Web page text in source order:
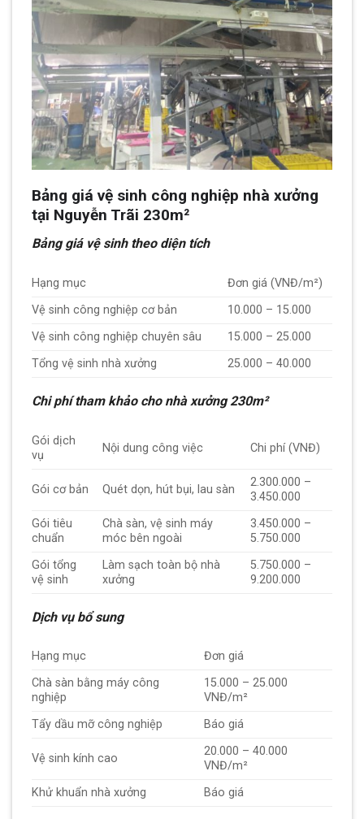
Bảng giá vệ sinh công nghiệp nhà xưởng
tại Nguyễn Trãi 230m²
Bảng giá vệ sinh theo diện tích
Hạng mục
Đơn giá (VNĐ/m²)
Vệ sinh công nghiệp cơ bản
10.000 – 15.000
Vệ sinh công nghiệp chuyên sâu
15.000 – 25.000
Tổng vệ sinh nhà xưởng
25.000 – 40.000
Chi phí tham khảo cho nhà xưởng 230m²
Gói dịch
vụ
Nội dung công việc Chi phí (VNĐ)
Gói cơ bản Quét dọn, hút bụi, lau sàn
2.300.000 –
3.450.000
Gói tiêu
chuẩn
Chà sàn, vệ sinh máy
móc bên ngoài
3.450.000 –
5.750.000
Gói tổng
vệ sinh
Làm sạch toàn bộ nhà
xưởng
5.750.000 –
9.200.000
Dịch vụ bổ sung
Hạng mục
Đơn giá
Chà sàn bằng máy công
nghiệp
15.000 – 25.000
VNĐ/m²
Tẩy dầu mỡ công nghiệp
Báo giá
Vệ sinh kính cao
20.000 – 40.000
VNĐ/m²
Khử khuẩn nhà xưởng
Báo giá